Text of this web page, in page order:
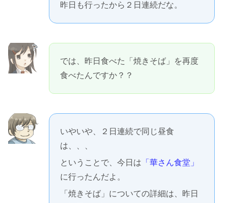
昨日も行ったから２日連続だな。
では、昨日食べた「焼きそば」を再度
食べたんですか？？
いやいや、２日連続で同じ昼食
は、、、
ということで、今日は 「華さん食堂」
に行ったんだよ。
「焼きそば」についての詳細は、昨日